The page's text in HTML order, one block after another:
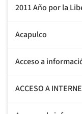
2011 Año por la
Acapulco
Acceso a
ACCESO A